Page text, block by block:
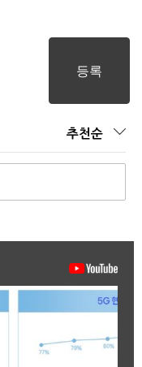
추천순